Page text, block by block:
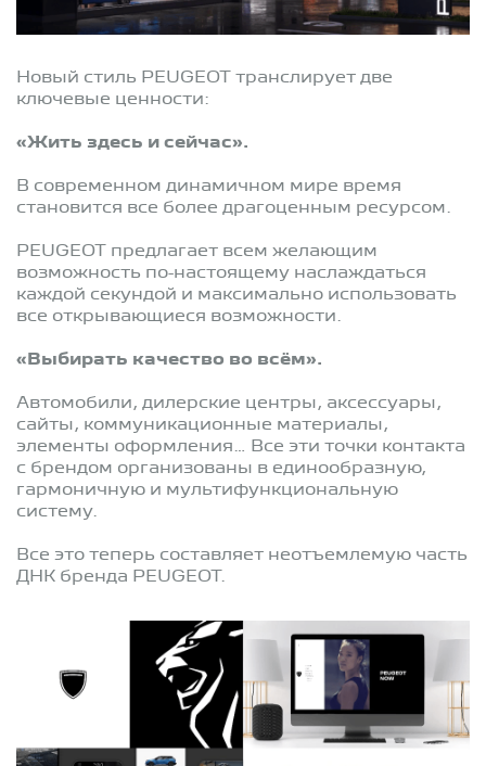
Новый стиль PEUGEOT транслирует две
ключевые ценности:
«Жить здесь и сейчас».
В современном динамичном мире время
становится все более драгоценным ресурсом.
PEUGEOT предлагает всем желающим
возможность по-настоящему наслаждаться
каждой секундой и максимально использовать
все открывающиеся возможности.
«Выбирать качество во всём».
Автомобили, дилерские центры, аксессуары,
сайты, коммуникационные материалы,
элементы оформления… Все эти точки контакта
с брендом организованы в единообразную,
гармоничную и мультифункциональную
систему.
Все это теперь составляет неотъемлемую часть
ДНК бренда PEUGEOT.